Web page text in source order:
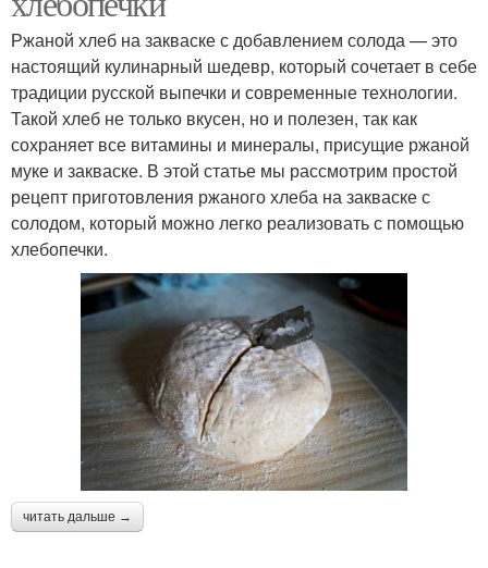
Ржаной хлеб на закваске с добавлением солода — это
настоящий кулинарный шедевр, который сочетает в себе
традиции русской выпечки и современные технологии.
Такой хлеб не только вкусен, но и полезен, так как
сохраняет все витамины и минералы, присущие ржаной
муке и закваске. В этой статье мы рассмотрим простой
рецепт приготовления ржаного хлеба на закваске с
солодом, который можно легко реализовать с помощью
хлебопечки.
читать дальше →